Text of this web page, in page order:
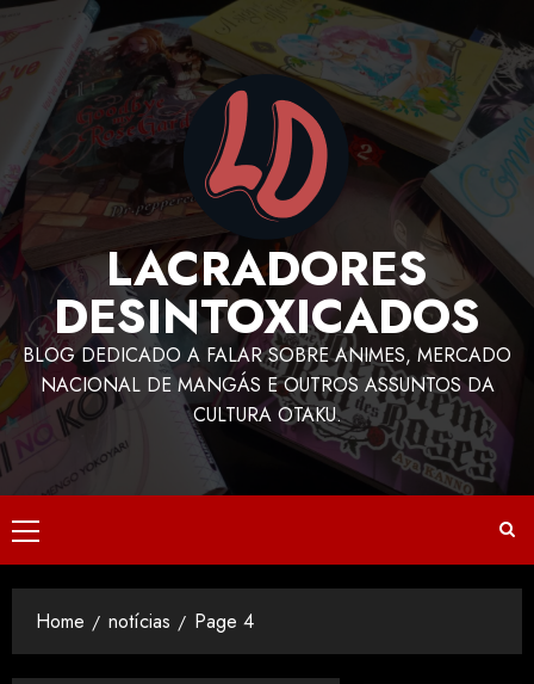
LACRADORES
DESINTOXICADOS
BLOG DEDICADO A FALAR SOBRE ANIMES, MERCADO
NACIONAL DE MANGÁS E OUTROS ASSUNTOS DA
CULTURA OTAKU.
Home notícias Page 4